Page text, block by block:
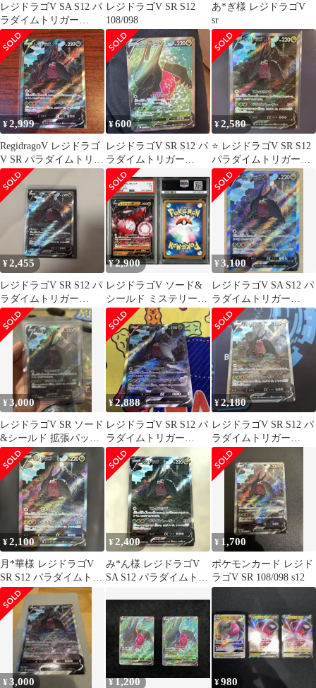
レジドラゴV SA S12 パ
ラダイムトリガー
108/098
レジドラゴV SR S12
108/098
あ*ぎ様 レジドラゴV
sr
¥2,999
RegidragoV レジドラゴ
V SR パラダイムトリガ
ー
¥600
レジドラゴV SR S12 パ
ラダイムトリガー
107/098
¥2,580
⭐️ レジドラゴV SR S12
パラダイムトリガー
108/098
¥2,455
レジドラゴV SR S12 パ
ラダイムトリガー
108/098
¥2,900
レジドラゴV ソード&
シールド ミステリーボ
ックス 321/S-P psa5
¥3,100
レジドラゴV SA S12 パ
ラダイムトリガー
108/098
¥3,000
レジドラゴV SR ソード
&シールド 拡張パック
パラダイムトリガー キ
ラ 1…
¥2,888
レジドラゴV SR S12 パ
ラダイムトリガー
108/098 おまけ付き
¥2,180
レジドラゴV SR S12 パ
ラダイムトリガー
108/098
¥2,100
月*華様 レジドラゴV
SR S12 パラダイムトリ
ガー 108/098
¥2,400
み*ん様 レジドラゴV
SA S12 パラダイムトリ
¥ 1,700
ポケモンカード レジド
ラゴV SR 108/098 s12
¥3,000 ¥1,200 ¥980